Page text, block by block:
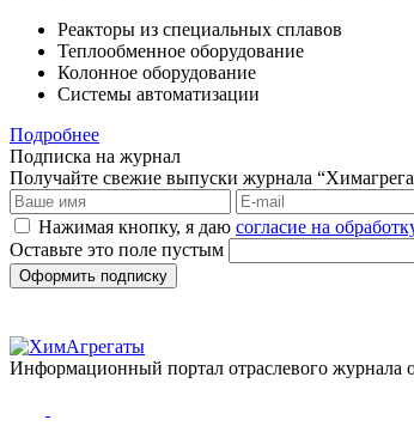
Реакторы из специальных сплавов
Теплообменное оборудование
Колонное оборудование
Системы автоматизации
Подробнее
Подписка на журнал
Получайте свежие выпуски журнала
Нажимая кнопку, я даю согласие на
Оставьте это поле пустым
Оформить подписку
Информационный портал отраслевого